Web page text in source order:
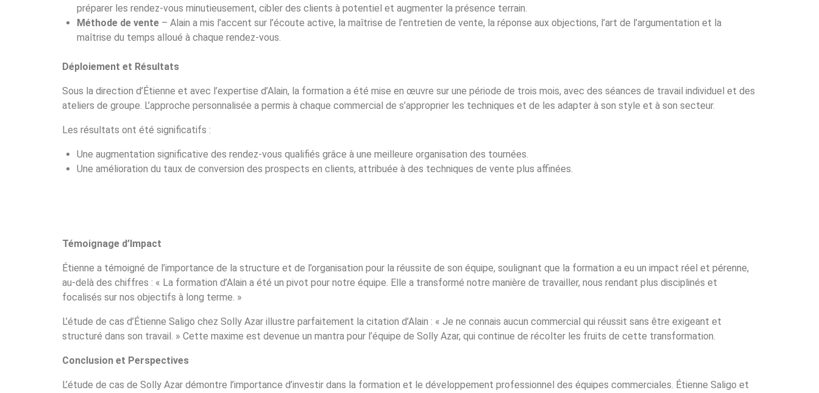
préparer les rendez-vous minutieusement, cibler des clients à potentiel et augmenter la présence terrain.
Méthode de vente – Alain a mis l’accent sur l’écoute active, la maîtrise de l’entretien de vente, la réponse aux objections, l’art de l’argumentation et la
maîtrise du temps alloué à chaque rendez-vous.
Déploiement et Résultats
Sous la direction d’Étienne et avec l’expertise d’Alain, la formation a été mise en œuvre sur une période de trois mois, avec des séances de travail individuel et des
ateliers de groupe. L’approche personnalisée a permis à chaque commercial de s’approprier les techniques et de les adapter à son style et à son secteur.
Les résultats ont été significatifs :
Une augmentation significative des rendez-vous qualifiés grâce à une meilleure organisation des tournées.
Une amélioration du taux de conversion des prospects en clients, attribuée à des techniques de vente plus affinées.
Témoignage d’Impact
Étienne a témoigné de l’importance de la structure et de l’organisation pour la réussite de son équipe, soulignant que la formation a eu un impact réel et pérenne,
au-delà des chiffres : « La formation d’Alain a été un pivot pour notre équipe. Elle a transformé notre manière de travailler, nous rendant plus disciplinés et
focalisés sur nos objectifs à long terme. »
L’étude de cas d’Étienne Saligo chez Solly Azar illustre parfaitement la citation d’Alain : « Je ne connais aucun commercial qui réussit sans être exigeant et
structuré dans son travail. » Cette maxime est devenue un mantra pour l’équipe de Solly Azar, qui continue de récolter les fruits de cette transformation.
Conclusion et Perspectives
L’étude de cas de Solly Azar démontre l’importance d’investir dans la formation et le développement professionnel des équipes commerciales. Étienne Saligo et